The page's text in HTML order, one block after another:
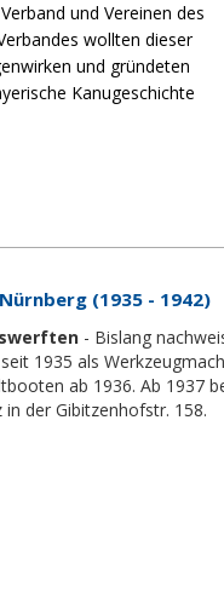
und Vereinen des
wollten dieser
und gründeten
Kanugeschichte
(1935 - 1942)
- Bislang
1935 als
ab 1936. Ab 1937
in der Gibitzenhofstr. 158.